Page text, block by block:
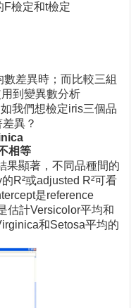
檢定和t檢定
差異時；而比較三組
到變異數分析
我們想檢定iris三個品
異？
相等
果顯著，不同品種間的
R²或adjusted R²可看
是reference
估計Versicolor平均和
和Setosa平均的